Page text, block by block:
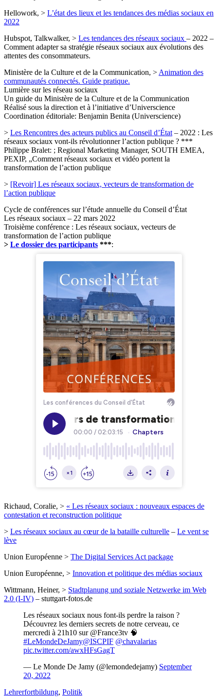
Hellowork, > L’état des lieux et les tendances des médias sociaux en
2022
Hubspot, Talkwalker, > Les tendances des réseaux sociaux – 2022 –
Comment adapter sa stratégie réseaux sociaux aux évolutions des
attentes des consommateurs.
Ministère de la Culture et de la Communication, > Animation des
communautés connectés. Guide pratique.
Lumière sur les réseau sociaux
Un guide du Ministère de la Culture et de la Communication
Réalisé sous la direction et à l’initiative d’Universcience
Coordination éditoriale: Benjamin Benita (Universcience)
> Les Rencontres des acteurs publics au Conseil d’État – 2022 : Les
réseaux sociaux vont-ils révolutionner l’action publique ? ***
Philippe Bralet: ; Regional Marketing Manager, SOUTH EMEA,
PEXIP, „Comment réseaux sociaux et vidéo portent la
transformation de l’action publique
> [Revoir] Les réseaux sociaux, vecteurs de transformation de
l’action publique
Cycle de conférences sur l’étude annuelle du Conseil d’État
Les réseaux sociaux – 22 mars 2022
Troisième conférence : Les réseaux sociaux, vecteurs de
transformation de l’action publique
> Le dossier des participants ***:
Richaud, Coralie, > « Les réseaux sociaux : nouveaux espaces de
contestation et reconstruction politique
> Les réseaux sociaux au cœur de la bataille culturelle – Le vent se
lève
Union Européenne > The Digital Services Act package
Union Européenne, > Innovation et politique des médias sociaux
Wittmann, Heiner, > Stadtplanung und soziale Netzwerke im Web
2.0 (I-IV) – stuttgart-fotos.de
Les réseaux sociaux nous font-ils perdre la raison ?
Découvrez les derniers secrets de notre cerveau, ce
mercredi à 21h10 sur @France3tv 🧠
#LeMondeDeJamy@ISCPIF @chavalarias
pic.twitter.com/awxHFsGagT
— Le Monde De Jamy (@lemondedejamy) September
20, 2022
Lehrerfortbildung, Politik